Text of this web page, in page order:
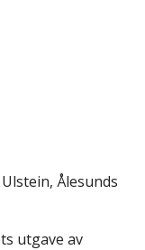
Ålesunds
utgave av